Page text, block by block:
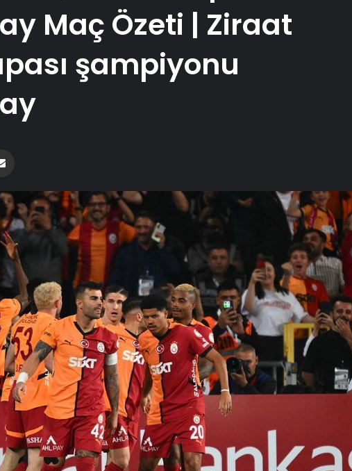
Maç Özeti | Ziraat
şampiyonu